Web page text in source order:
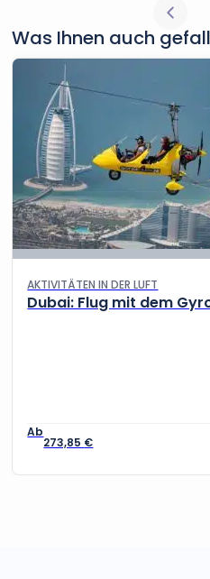
Was Ihnen auch
AKTIVITÄTEN IN DER LUFT
Dubai: Flug mit dem
273,85 €